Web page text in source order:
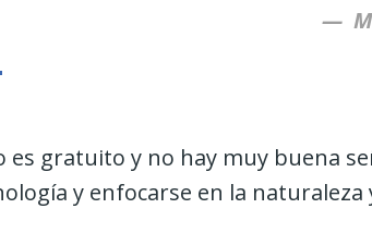
es gratuito y no hay muy buena
y enfocarse en la naturaleza